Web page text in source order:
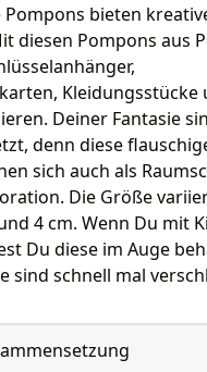
bieten
diesen Pompons aus
Kleidungsstücke
Deiner Fantasie
denn diese
sich auch als
Die Größe
4 cm. Wenn Du mit
Du diese im Auge
sind schnell mal